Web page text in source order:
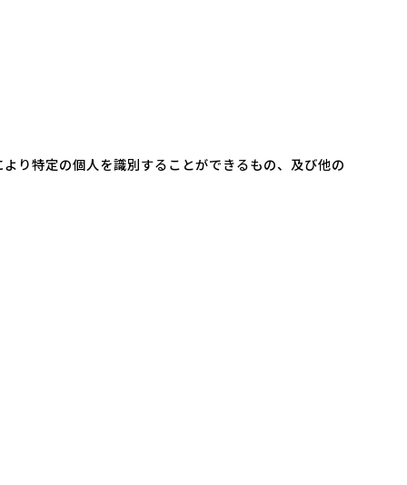
り特定の個人を識別することができるもの、及び他の